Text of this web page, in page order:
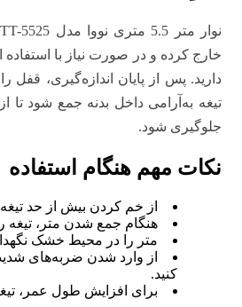
خارج کرده و در صورت نیاز با استفاده
دارید. پس از پایان اندازه‌گیری، قفل
تیغه به‌آرامی داخل بدنه جمع شود تا
جلوگیری شود.
نکات مهم هنگام استفاده
از خم کردن بیش از حد
هنگام جمع شدن متر، تیغه
متر را در محیط خشک
از وارد شدن ضربه‌های
کنید.
برای افزایش طول عمر،